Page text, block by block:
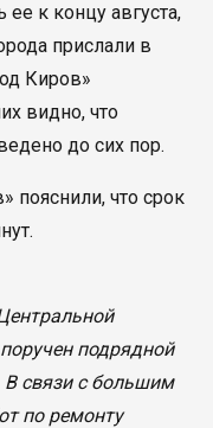
к концу августа,
прислали в
Киров»
видно, что
до сих пор.
пояснили, что срок
подрядной
В связи с большим
по ремонту